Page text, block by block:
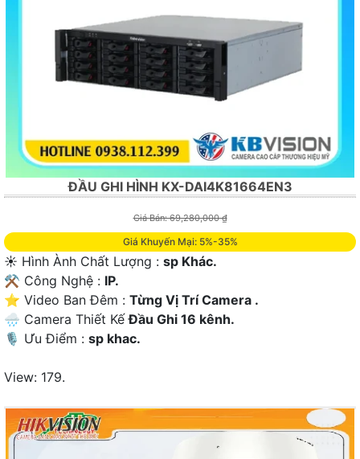
ĐẦU GHI HÌNH KX-DAI4K81664EN3
Giá Bán: 69,280,000 ₫
Giá Khuyến Mại: 5%-35%
☀️ Hình Ành Chất Lượng : sp Khác.
⚒ Công Nghệ : IP.
⭐ Video Ban Đêm : Từng Vị Trí Camera .
🌧️ Camera Thiết KếĐầu Ghi 16 kênh.
️🎙 Ưu Điểm : sp khac.
View: 179.